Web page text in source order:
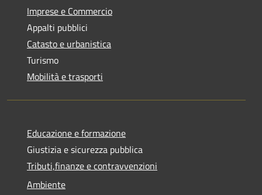
Imprese e Commercio
Appalti pubblici
Catasto e urbanistica
Turismo
Mobilità e trasporti
Educazione e formazione
Giustizia e sicurezza pubblica
Tributi,finanze e contravvenzioni
Ambiente